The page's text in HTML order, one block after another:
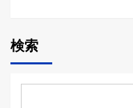
検索